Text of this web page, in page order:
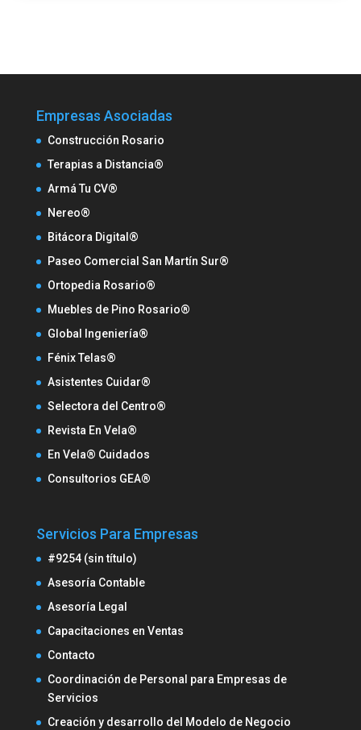
Empresas Asociadas
Construcción Rosario
Terapias a Distancia®
Armá Tu CV®
Nereo®
Bitácora Digital®
Paseo Comercial San Martín Sur®
Ortopedia Rosario®
Muebles de Pino Rosario®
Global Ingeniería®
Fénix Telas®
Asistentes Cuidar®
Selectora del Centro®
Revista En Vela®
En Vela® Cuidados
Consultorios GEA®
Servicios Para Empresas
#9254 (sin título)
Asesoría Contable
Asesoría Legal
Capacitaciones en Ventas
Contacto
Coordinación de Personal para Empresas de
Servicios
Creación y desarrollo del Modelo de Negocio